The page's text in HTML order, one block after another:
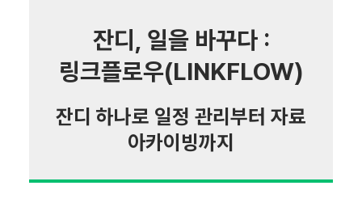
잔디, 일을 바꾸다 :
링크플로우(LINKFLOW)
잔디 하나로 일정 관리부터 자료
아카이빙까지